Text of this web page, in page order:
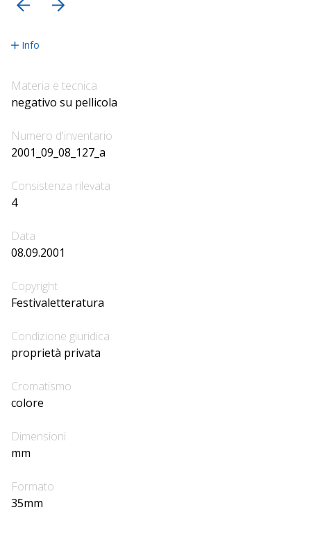
Info
Materia e tecnica
negativo su pellicola
Numero d'inventario
2001_09_08_127_a
Consistenza rilevata
4
Data
08.09.2001
Copyright
Festivaletteratura
Condizione giuridica
proprietà privata
Cromatismo
colore
Dimensioni
mm
Formato
35mm